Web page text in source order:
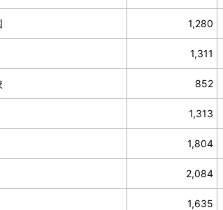
1,280
1,311
852
1,313
1,804
2,084
1,635